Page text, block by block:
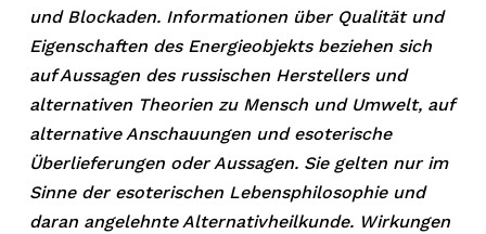
und Blockaden. Informationen über Qualität und
Eigenschaften des Energieobjekts beziehen sich
auf Aussagen des russischen Herstellers und
alternativen Theorien zu Mensch und Umwelt, auf
alternative Anschauungen und esoterische
Überlieferungen oder Aussagen. Sie gelten nur im
Sinne der esoterischen Lebensphilosophie und
daran angelehnte Alternativheilkunde. Wirkungen